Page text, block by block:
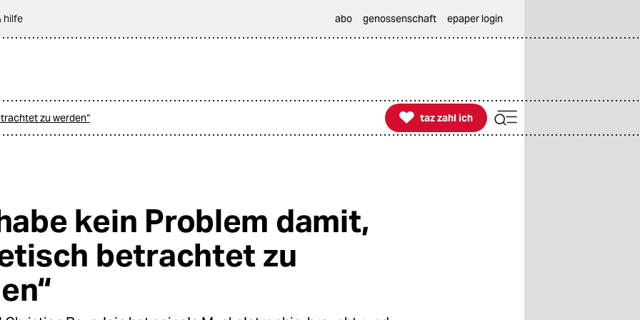
hilfe abo genossenschaft epaper login
zu werden“ 
taz zahl ich
taz zahl ich
kein Problem damit,
betrachtet zu